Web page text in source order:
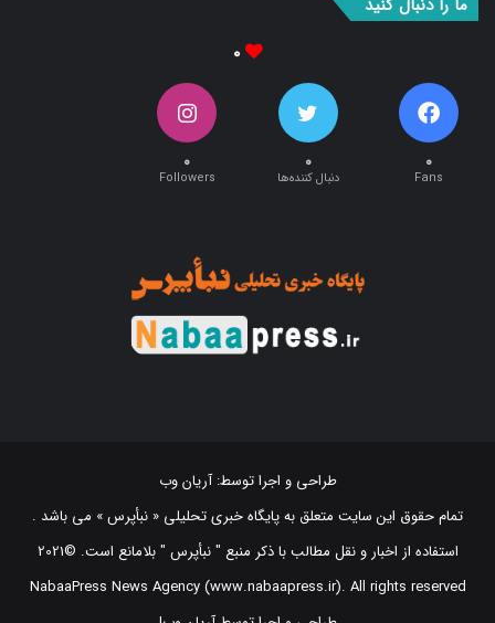
ما را دنبال کنید
۰
۰
Fans
۰
دنبال کننده‌ها
۰
Followers
طراحی و اجرا توسط:آریان وب
تمام حقوق این سایت متعلق به پایگاه خبری تحلیلی « نبأپرس » می باشد .
استفاده از اخبار و نقل مطالب با ذکر منبع "‌ نبأپرس " بلامانع است. ©2021
NabaaPress News Agency (www.nabaapress.ir). All rights reserved